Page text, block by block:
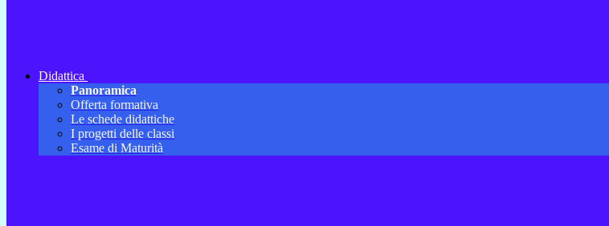
Didattica
Panoramica
Offerta formativa
Le schede didattiche
I progetti delle classi
Esame di Maturità